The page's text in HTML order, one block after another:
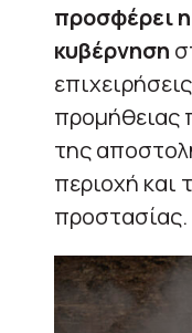
προσφέρει
κυβέρνηση
προμήθειας
της
περιοχή και
προστασίας.